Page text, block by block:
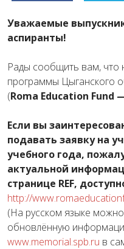
Уважаемые
аспиранты!
Рады сообщить вам, что
программы Цыганского
(Roma Education Fund —
Если вы
подавать заявку на
учебного года,
актуальной
странице REF,
http://
(На русском языке
обновлённую
www.memorial.spb.ru в